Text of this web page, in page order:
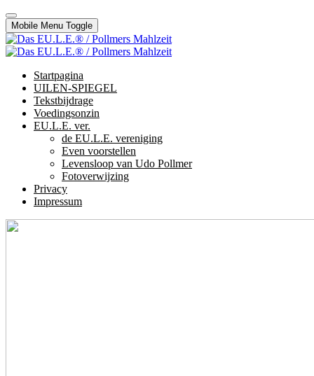
Mobile Menu Toggle
Startpagina
UILEN-SPIEGEL
Tekstbijdrage
Voedingsonzin
EU.L.E. ver.
de EU.L.E. vereniging
Even voorstellen
Levensloop van Udo Pollmer
Fotoverwijzing
Privacy
Impressum